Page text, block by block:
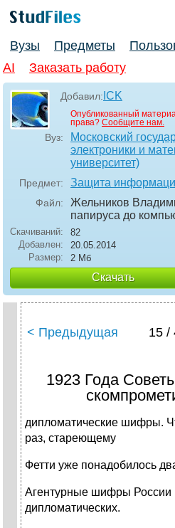
Вузы Предметы
AI
Заказать работу
Добавил: ICK
Опубликованный
права? Сообщите нам.
Вуз:
Московский
электроники и
университет)
Предмет: Защита
Файл:
Жельников
папиpуса до
Скачиваний:
82
Добавлен:
20.05.2014
Размер:
2 Мб
Скачать
< Предыдущая 15 /
1923 Года
дипломатические шифры.
раз, стареющему
Фетти уже понадобилось
Агентурные шифры России
дипломатических.